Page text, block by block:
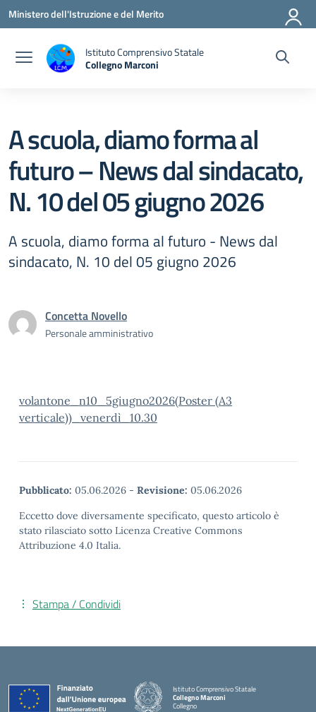
Vai ai contenuti
Vai al menu di navigazione
Vai al footer
Ministero dell'Istruzione e del Merito
Istituto Comprensivo Statale
Collegno Marconi
A scuola, diamo forma al
futuro – News dal sindacato,
N. 10 del 05 giugno 2026
A scuola, diamo forma al futuro - News dal
sindacato, N. 10 del 05 giugno 2026
Concetta Novello
Personale amministrativo
volantone_n10_5giugno2026(Poster (A3
verticale))_venerdì_10.30
Pubblicato: 05.06.2026 - Revisione: 05.06.2026
Eccetto dove diversamente specificato, questo articolo è
stato rilasciato sotto Licenza Creative Commons
Attribuzione 4.0 Italia.
Stampa / Condividi
Istituto Comprensivo Statale
Collegno Marconi
Collegno